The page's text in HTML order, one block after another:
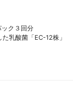
ク３回分
乳酸菌「EC-12株」